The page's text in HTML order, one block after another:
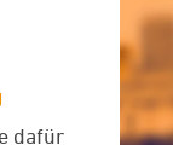
dafür